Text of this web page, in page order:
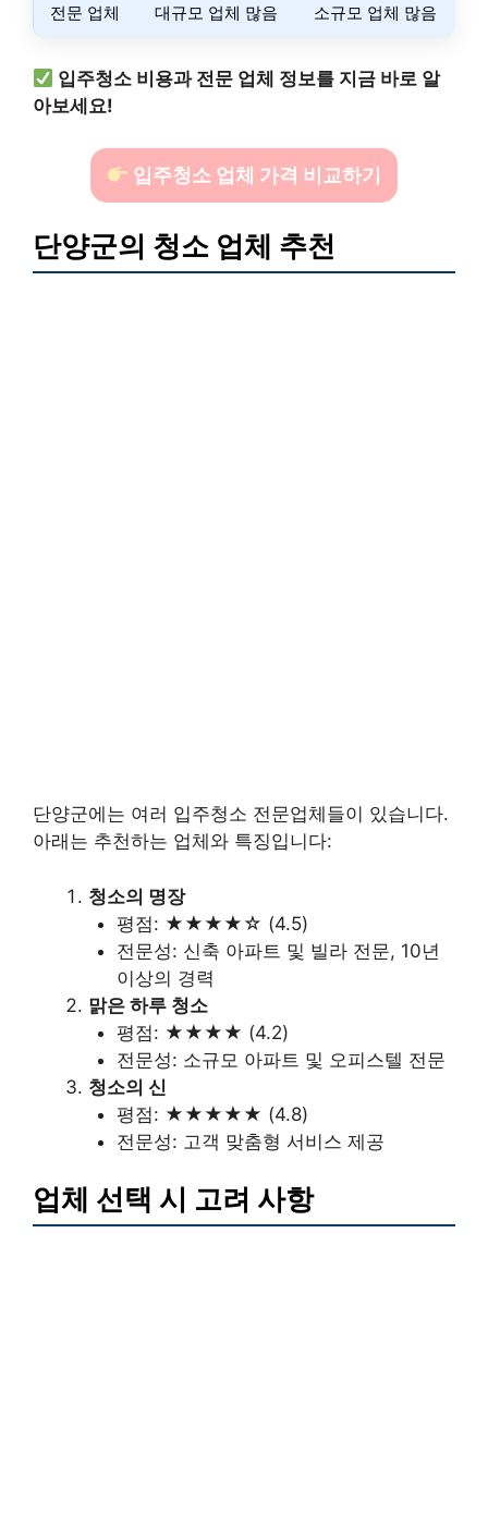
전문 업체 대규모 업체 많음 소규모 업체 많음
입주청소 비용과 전문 업체 정보를 지금 바로 알
아보세요!
입주청소 업체 가격 비교하기
단양군의 청소 업체 추천
단양군에는 여러 입주청소 전문업체들이 있습니다.
아래는 추천하는 업체와 특징입니다:
청소의 명장
평점: ★★★★☆ (4.5)
전문성: 신축 아파트 및 빌라 전문, 10년
이상의 경력
맑은 하루 청소
평점: ★★★★ (4.2)
전문성: 소규모 아파트 및 오피스텔 전문
청소의 신
평점: ★★★★★ (4.8)
전문성: 고객 맞춤형 서비스 제공
업체 선택 시 고려 사항